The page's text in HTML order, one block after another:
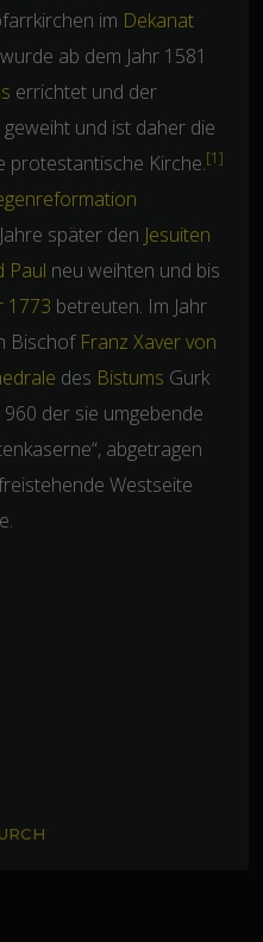
im Dekanat
ab dem Jahr 1581
errichtet und der
geweiht und ist daher die
protestantische Kirche.[1]
später den Jesuiten
Paul neu weihten und bis
1773 betreuten. Im Jahr
Bischof Franz Xaver von
des Bistums Gurk
der sie umgebende
abgetragen
Westseite